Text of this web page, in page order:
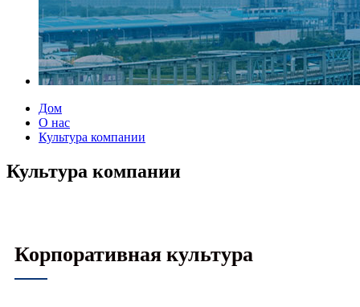
Дом
О нас
Культура компании
Культура компании
Корпоративная культура